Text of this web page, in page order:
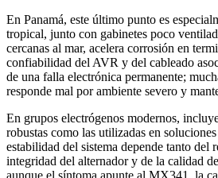
En Panamá, este último punto es
tropical, junto con gabinetes poco
cercanas al mar, acelera corrosión en
confiabilidad del AVR y del cableado
de una falla electrónica permanente;
responde mal por ambiente severo y
En grupos electrógenos modernos,
robustas como las utilizadas en
estabilidad del sistema depende tanto del
integridad del alternador y de la calidad
aunque el síntoma apunte al MX341, la